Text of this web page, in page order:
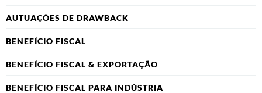
AUTUAÇÕES DE DRAWBACK
BENEFÍCIO FISCAL
BENEFÍCIO FISCAL & EXPORTAÇÃO
BENEFÍCIO FISCAL PARA INDÚSTRIA